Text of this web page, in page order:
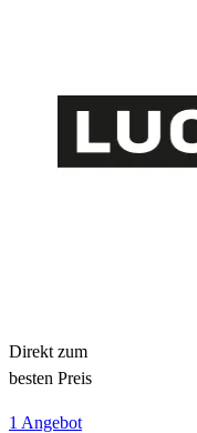
Direkt zum
besten Preis
1 Angebot